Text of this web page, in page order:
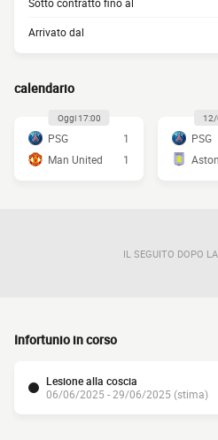
Arrivato dal
calendario
Oggi 17:00
PSG
1
Man United
1
PSG
IL SEGUITO DOPO
Infortunio in corso
Lesione alla coscia
06/06/2025 - 29/06/2025 (stima)